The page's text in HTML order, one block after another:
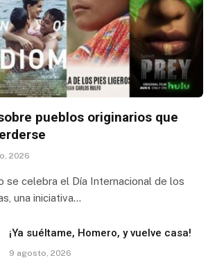
pueblos originarios que
2026
se celebra el Día Internacional de los
una iniciativa…
¡Ya suéltame, Homero, y vuelve casa!
9 agosto, 2026